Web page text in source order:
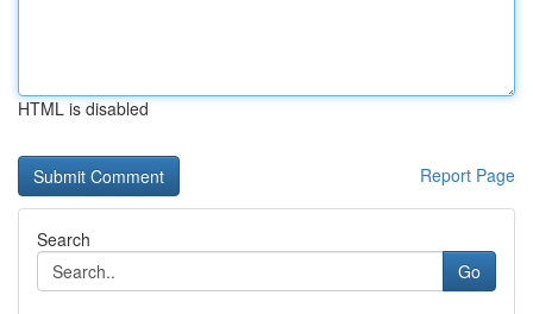
HTML is disabled
Report Page
Search
Go